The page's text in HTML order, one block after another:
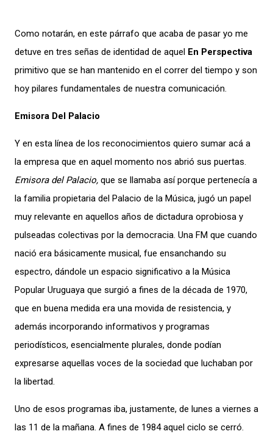
Como notarán, en este párrafo que acaba de pasar yo me
detuve en tres señas de identidad de aquel En Perspectiva
primitivo que se han mantenido en el correr del tiempo y son
hoy pilares fundamentales de nuestra comunicación.
Emisora Del Palacio
Y en esta línea de los reconocimientos quiero sumar acá a
la empresa que en aquel momento nos abrió sus puertas.
Emisora del Palacio, que se llamaba así porque pertenecía a
la familia propietaria del Palacio de la Música, jugó un papel
muy relevante en aquellos años de dictadura oprobiosa y
pulseadas colectivas por la democracia. Una FM que cuando
nació era básicamente musical, fue ensanchando su
espectro, dándole un espacio significativo a la Música
Popular Uruguaya que surgió a fines de la década de 1970,
que en buena medida era una movida de resistencia, y
además incorporando informativos y programas
periodísticos, esencialmente plurales, donde podían
expresarse aquellas voces de la sociedad que luchaban por
la libertad.
Uno de esos programas iba, justamente, de lunes a viernes a
las 11 de la mañana. A fines de 1984 aquel ciclo se cerró.